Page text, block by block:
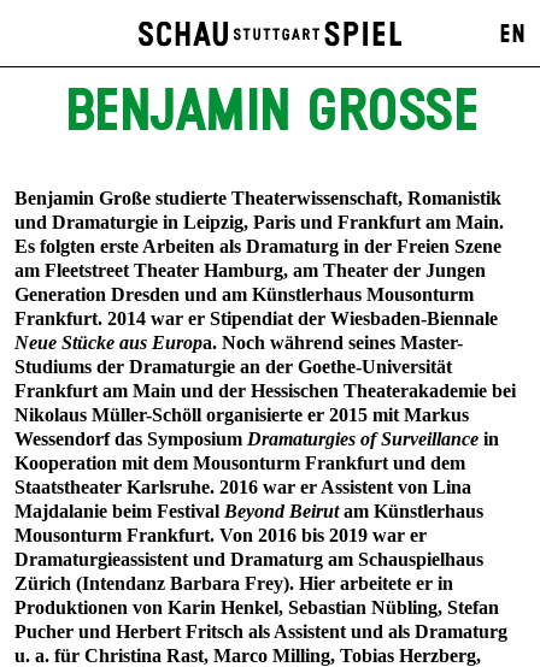
EN
BENJAMIN GROSSE
Benjamin Große studierte Theaterwissenschaft, Romanistik
und Dramaturgie in Leipzig, Paris und Frankfurt am Main.
Es folgten erste Arbeiten als Dramaturg in der Freien Szene
am Fleetstreet Theater Hamburg, am Theater der Jungen
Generation Dresden und am Künstlerhaus Mousonturm
Frankfurt. 2014 war er Stipendiat der Wiesbaden-Biennale
Neue Stücke aus Europa. Noch während seines Master-
Studiums der Dramaturgie an der Goethe-Universität
Frankfurt am Main und der Hessischen Theaterakademie bei
Nikolaus Müller-Schöll organisierte er 2015 mit Markus
Wessendorf das Symposium Dramaturgies of Surveillance in
Kooperation mit dem Mousonturm Frankfurt und dem
Staatstheater Karlsruhe. 2016 war er Assistent von Lina
Majdalanie beim Festival Beyond Beirutam Künstlerhaus
Mousonturm Frankfurt. Von 2016 bis 2019 war er
Dramaturgieassistent und Dramaturg am Schauspielhaus
Zürich (Intendanz Barbara Frey). Hier arbeitete er in
Produktionen von Karin Henkel, Sebastian Nübling, Stefan
Pucher und Herbert Fritsch als Assistent und als Dramaturg
u. a. für Christina Rast, Marco Milling, Tobias Herzberg,